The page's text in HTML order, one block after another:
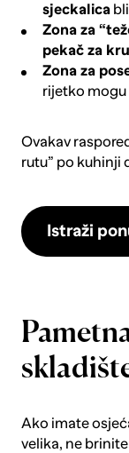
sjeckalica
Zona za
pekač za
Zona za
rijetko mogu
Ovakav
rutu” po kuhinji
Istraži
Ako imate
velika, ne